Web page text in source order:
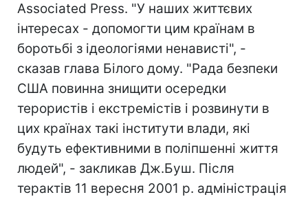
Associated Press. "У наших життєвих
інтересах - допомогти цим країнам в
боротьбі з ідеологіями ненависті", -
сказав глава Білого дому. "Рада безпеки
США повинна знищити осередки
терористів і екстремістів і розвинути в
цих країнах такі інститути влади, які
будуть ефективними в поліпшенні життя
людей", - закликав Дж.Буш. Після
терактів 11 вересня 2001 р. адміністрація